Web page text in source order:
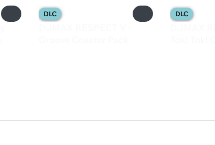
DLC DLC